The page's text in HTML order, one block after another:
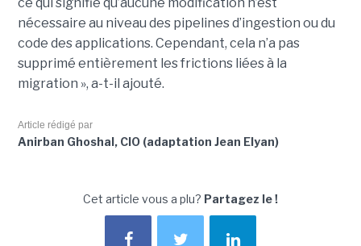
ce qui signifie qu’aucune modification n’est
nécessaire au niveau des pipelines d’ingestion ou du
code des applications. Cependant, cela n’a pas
supprimé entièrement les frictions liées à la
migration », a-t-il ajouté.
Article rédigé par
Anirban Ghoshal, CIO (adaptation Jean Elyan)
Cet article vous a plu? Partagez le !